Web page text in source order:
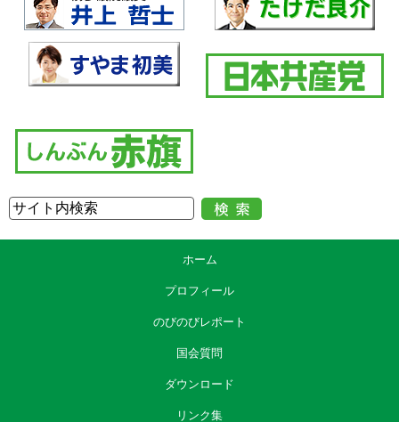
ホーム
プロフィール
のびのびレポート
国会質問
ダウンロード
リンク集